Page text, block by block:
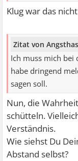
Klug war das
Zitat von
Ich muss mich bei
habe dringend
sagen soll.
Nun, die
schütteln.
Verständnis.
Wie siehst Du
Abstand selbst?